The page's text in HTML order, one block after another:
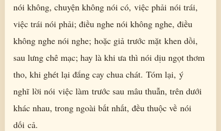
nói không, chuyện không nói có, việc phải nói trái,
việc trái nói phải; điều nghe nói không nghe, điều
không nghe nói nghe; hoặc giả trước mặt khen dồi,
sau lưng chê mạc; hay là khi ưa thì nói dịu ngọt thơm
tho, khi ghét lại đắng cay chua chát. Tóm lại, ý
nghĩ lời nói việc làm trước sau mâu thuẫn, trên dưới
khác nhau, trong ngoài bất nhất, đều thuộc về nói
dối cả.